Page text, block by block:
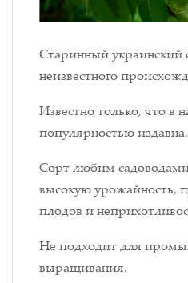
Старинный украинский
неизвестного
Известно только, что в
популярностью издавна.
Сорт любим
высокую урожайность,
плодов и
Не подходит для
выращивания.